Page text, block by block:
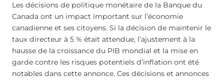
Les décisions de politique monétaire de la Banque du
Canada ont un impact important sur l’économie
canadienne et ses citoyens. Si la décision de maintenir le
taux directeur à 5 % était attendue, l’ajustement à la
hausse de la croissance du PIB mondial et la mise en
garde contre les risques potentiels d’inflation ont été
notables dans cette annonce. Ces décisions et annonces